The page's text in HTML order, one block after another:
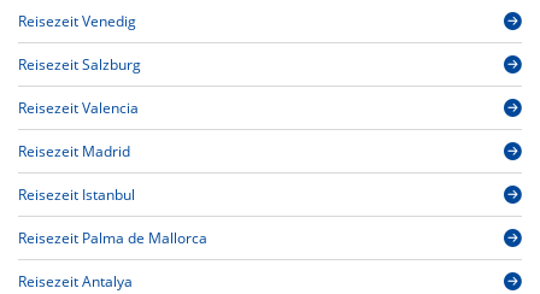
Reisezeit Venedig
Reisezeit Salzburg
Reisezeit Valencia
Reisezeit Madrid
Reisezeit Istanbul
Reisezeit Palma de Mallorca
Reisezeit Antalya